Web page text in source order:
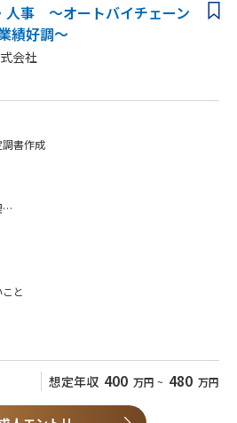
人事 ～オートバイチェーン
績好調～
会社
調書作成
認手続き
自動車保険等）
弱分を想定しています
と
想定年収 400 万円 ~ 480 万円